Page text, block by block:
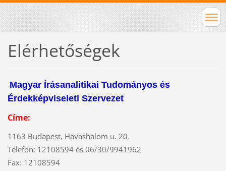
Elérhetőségek
Magyar Írásanalitikai Tudományos és
Érdekképviseleti Szervezet
Címe:
1163 Budapest, Havashalom u. 20.
Telefon: 12108594 és 06/30/9941962
Fax: 12108594